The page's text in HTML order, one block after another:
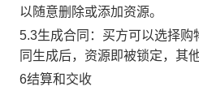
以随意删除或添加资源。
5.3生成合同：买方可以选择
同生成后，资源即被锁定，其
6结算和交收